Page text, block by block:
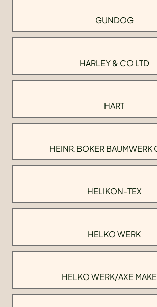
GUNDOG
HARLEY & CO LTD
HART
HEINR.BOKER BAUMWERK
HELIKON-TEX
HELKO WERK
HELKO WERK/AXE